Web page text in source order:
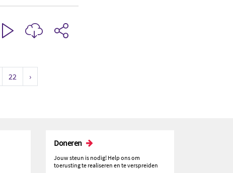
22 ›
Doneren
Jouw steun is nodig! Help ons om
toerusting te realiseren en te verspreiden